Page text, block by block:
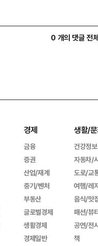
0 개의 댓글 전
경제
금융
증권
산업/재계
중기/벤처
부동산
글로벌경제
생활경제
경제일반
생활/
건강정보
자동차/
도로/교
여행/레
음식/맛
패션/뷰
공연/전
책